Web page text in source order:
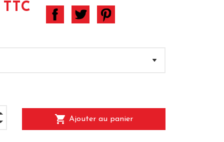
shopping_cart Ajouter au panier